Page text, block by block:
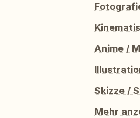
Anime /
Skizze /
Mehr